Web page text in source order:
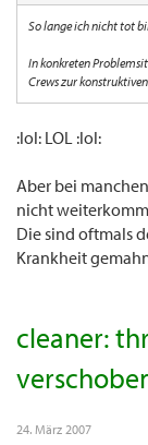
So lange ich nicht tot
In konkreten
Crews zur
:lol: LOL :lol:
Aber bei
nicht
Die sind oftmals
Krankheit
cleaner:
24. März 2007